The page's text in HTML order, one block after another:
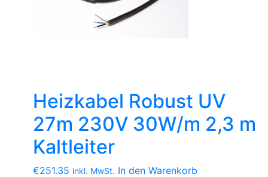
Heizkabel Robust UV
27m 230V 30W/m 2,3 m
Kaltleiter
€251.35 inkl. MwSt. In den Warenkorb